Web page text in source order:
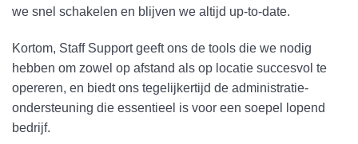
we snel schakelen en blijven we altijd up-to-date.
Kortom, Staff Support geeft ons de tools die we nodig
hebben om zowel op afstand als op locatie succesvol te
opereren, en biedt ons tegelijkertijd de administratie-
ondersteuning die essentieel is voor een soepel lopend
bedrijf.